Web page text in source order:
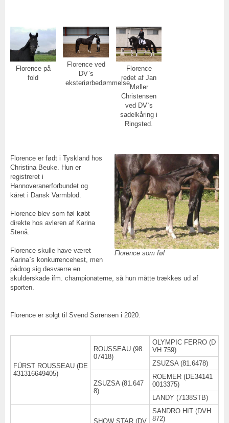
Florence på
fold
Florence ved
DV`s
eksteriørbedømmelse
Florence
redet af Jan
Møller
Christensen
ved DV`s
sadelkåring i
Ringsted.
Florence som føl
Florence er født i Tyskland hos
Christina Beuke. Hun er
registreret i
Hannoveranerforbundet og
kåret i Dansk Varmblod.
Florence blev som føl købt
direkte hos avleren af Karina
Stenå.
Florence skulle have været
Karina`s konkurrencehest, men
pådrog sig desværre en
skulderskade ifm. championaterne, så hun måtte trækkes ud af
sporten.
Florence er solgt til Svend Sørensen i 2020.
FÜRST ROUSSEAU (DE
431316649405)
ROUSSEAU (98.
07418)
OLYMPIC FERRO (D
VH 759)
ZSUZSA (81.6478)
ZSUZSA (81.647
8)
ROEMER (DE34141
0013375)
LANDY (7138STB)
SHOW STAR (DV
SANDRO HIT (DVH
872)